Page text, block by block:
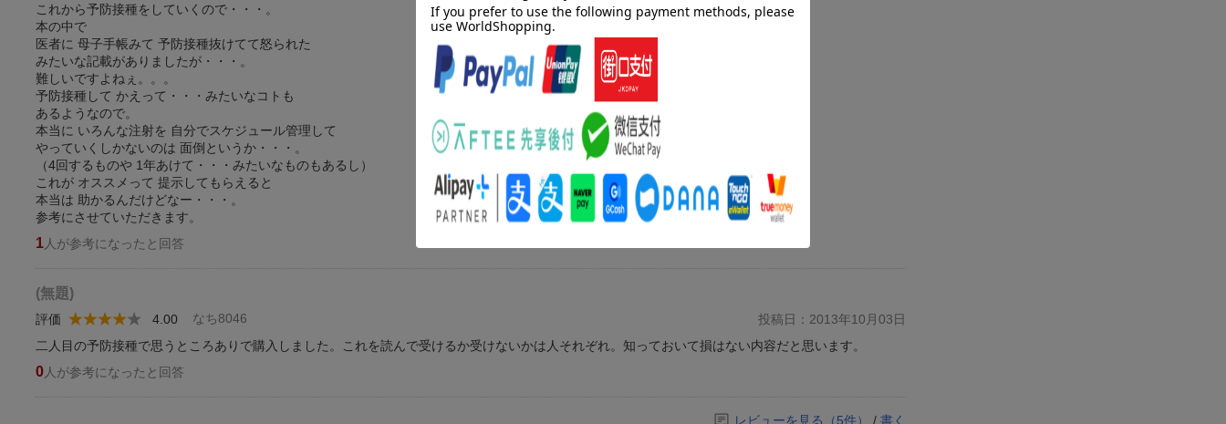
これから予防接種をしていくので・・・。
本の中で
医者に 母子手帳みて 予防接種抜けてて怒られた
みたいな記載がありましたが・・・。
難しいですよねぇ。。。
予防接種して かえって・・・みたいなコトも
あるようなので。
本当に いろんな注射を 自分でスケジュール管理して
やっていくしかないのは 面倒というか・・・。
（4回するものや 1年あけて・・・みたいなものもあるし）
これが オススメって 提示してもらえると
本当は 助かるんだけどなー・・・。
参考にさせていただきます。
1 人が参考になったと回答
(無題)
なち8046
評価 4.00
投稿日：2013年10月03日
二人目の予防接種で思うところありで購入しました。これを読んで受けるか受けないかは人それぞれ。知っておいて損はない内容だと思います。
0 人が参考になったと回答
レビューを見る（5件） / 書く